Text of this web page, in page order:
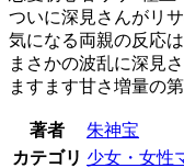
ついに深見さんがリ
気になる両親の反応は
まさかの波乱に深見
ますます甘さ増量の第
著者
朱神宝
カテゴリ 少女・女性